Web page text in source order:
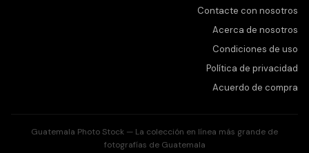
Contacte con nosotros
Acerca de nosotros
Condiciones de uso
Política de privacidad
Acuerdo de compra
Guatemala Photo Stock — La colección en línea más grande de
fotografías de Guatemala